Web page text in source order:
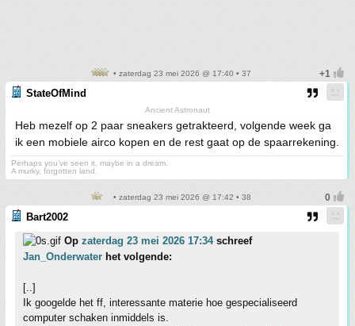
• zaterdag 23 mei 2026 @ 17:40 • 37
StateOfMind
Ancient Astronaut
Heb mezelf op 2 paar sneakers getrakteerd, volgende week ga
ik een mobiele airco kopen en de rest gaat op de spaarrekening.
Perhaps you've seen it, maybe in a dream.
A murky, forgotten land.
• zaterdag 23 mei 2026 @ 17:42 • 38
Bart2002
Op zaterdag 23 mei 2026 17:34schreef
Jan_Onderwater het volgende:
[..]
Ik googelde het ff, interessante materie hoe gespecialiseerd
computer schaken inmiddels is.